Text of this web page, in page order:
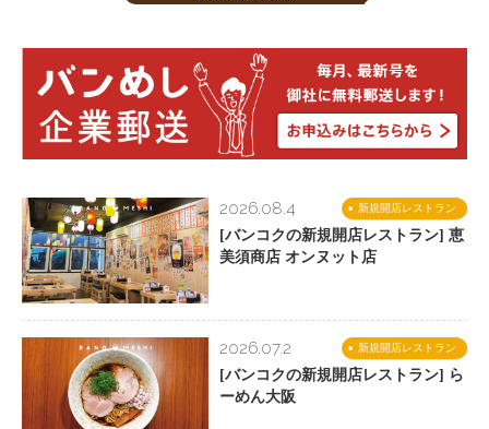
新規開店レストラン
2026.08.4
[バンコクの新規開店レストラン] 恵
美須商店 オンヌット店
新規開店レストラン
2026.07.2
[バンコクの新規開店レストラン] ら
ーめん大阪